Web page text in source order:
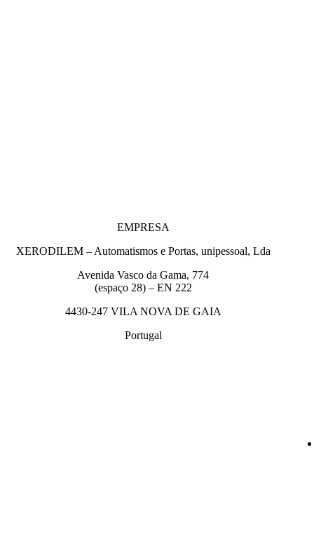
EMPRESA
XERODILEM – Automatismos e Portas, unipessoal, Lda
Avenida Vasco da Gama, 774
(espaço 28) – EN 222
4430-247 VILA NOVA DE GAIA
Portugal